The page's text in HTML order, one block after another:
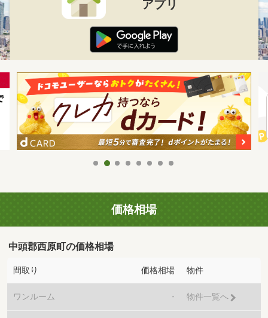
アプリ
価格相場
中頭郡西原町の価格相場
間取り 価格相場 物件
ワンルーム - 物件一覧へ